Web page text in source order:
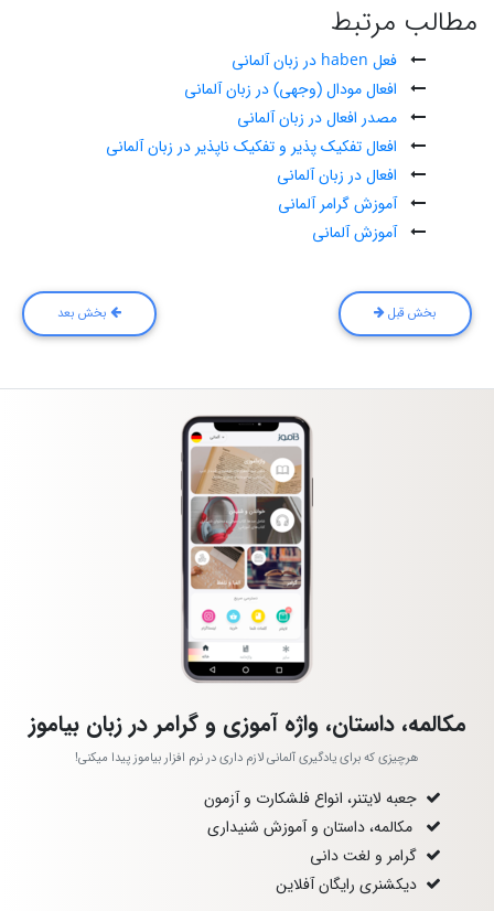
مطالب مرتبط
فعل haben در زبان آلمانی
افعال مودال (وجهی) در زبان آلمانی
مصدر افعال در زبان آلمانی
افعال تفکیک پذیر و تفکیک ناپذیر در زبان آلمانی
افعال در زبان آلمانی
آموزش گرامر آلمانی
آموزش آلمانی
بخش قبل بخش بعد
مکالمه، داستان، واژه آموزی و گرامر در زبان بیاموز
هرچیزی که برای یادگیری آلمانی لازم داری در نرم افزار بیاموز پیدا میکنی!
جعبه لایتنر، انواع فلشکارت و آزمون
مکالمه، داستان و آموزش شنیداری
گرامر و لغت دانی
دیکشنری رایگان آفلاین